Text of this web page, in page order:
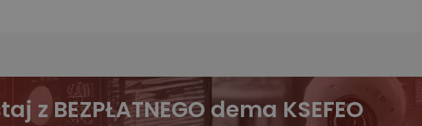
z BEZPŁATNEGO dema KSEFEO